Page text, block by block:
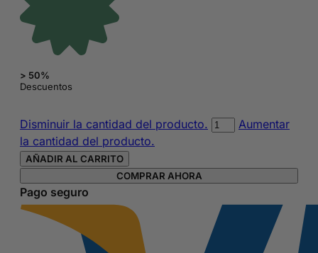
> 50%
Descuentos
Disminuir la cantidad del producto. Mochila
de
cm
Aumentar
la cantidad del producto.
AÑADIR AL CARRITO
COMPRAR AHORA
Pago seguro